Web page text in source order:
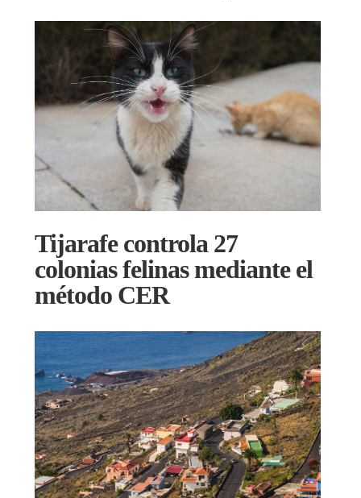
Tijarafe controla 27
colonias felinas mediante el
método CER